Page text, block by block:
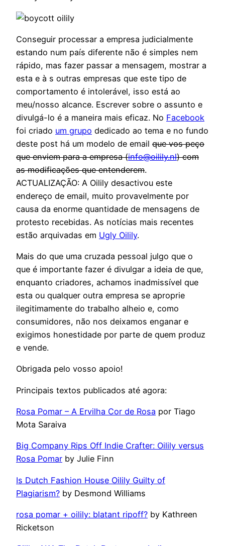
Conseguir processar a empresa judicialmente
estando num país diferente não é simples nem
rápido, mas fazer passar a mensagem, mostrar a
esta e à s outras empresas que este tipo de
comportamento é intolerável, isso está ao
meu/nosso alcance. Escrever sobre o assunto e
divulgá-lo é a maneira mais eficaz. No Facebook
foi criado um grupo dedicado ao tema e no fundo
deste post há um modelo de email que vos peço
que enviem para a empresa (info@oilily.nl) com
as modificações que entenderem.
ACTUALIZAÇÃO: A Oilily desactivou este
endereço de email, muito provavelmente por
causa da enorme quantidade de mensagens de
protesto recebidas. As notícias mais recentes
estão arquivadas em Ugly Oilily.
Mais do que uma cruzada pessoal julgo que o
que é importante fazer é divulgar a ideia de que,
enquanto criadores, achamos inadmissível que
esta ou qualquer outra empresa se aproprie
ilegitimamente do trabalho alheio e, como
consumidores, não nos deixamos enganar e
exigimos honestidade por parte de quem produz
e vende.
Obrigada pelo vosso apoio!
Principais textos publicados até agora:
Rosa Pomar – A Ervilha Cor de Rosa por Tiago
Mota Saraiva
Big Company Rips Off Indie Crafter: Oilily versus
Rosa Pomar by Julie Finn
Is Dutch Fashion House Oilily Guilty of
Plagiarism? by Desmond Williams
rosa pomar + oilily: blatant ripoff? by Kathreen
Ricketson